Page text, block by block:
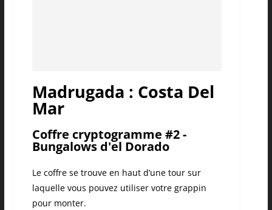
Madrugada : Costa Del
Mar
Coffre cryptogramme #2 -
Bungalows d'el Dorado
Le coffre se trouve en haut d’une tour sur
laquelle vous pouvez utiliser votre grappin
pour monter.